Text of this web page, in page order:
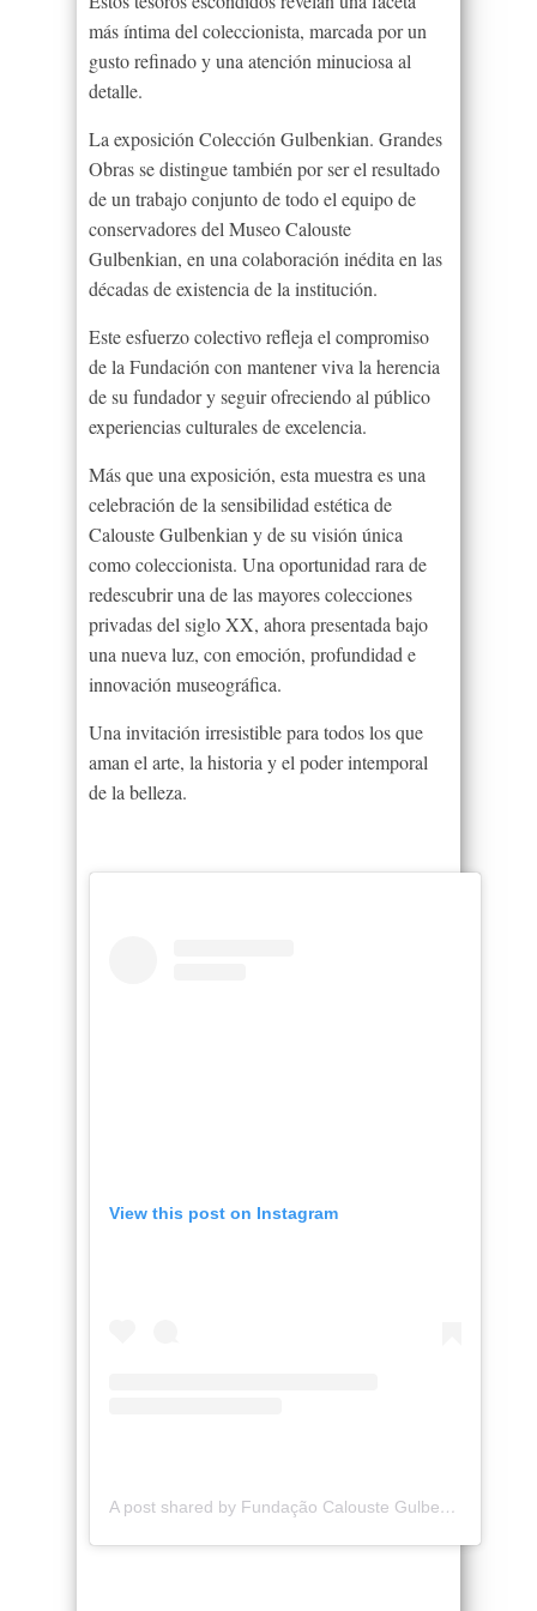
más íntima del coleccionista, marcada por un
gusto refinado y una atención minuciosa al
detalle.
La exposición Colección Gulbenkian. Grandes
Obras se distingue también por ser el resultado
de un trabajo conjunto de todo el equipo de
conservadores del Museo Calouste
Gulbenkian, en una colaboración inédita en las
décadas de existencia de la institución.
Este esfuerzo colectivo refleja el compromiso
de la Fundación con mantener viva la herencia
de su fundador y seguir ofreciendo al público
experiencias culturales de excelencia.
Más que una exposición, esta muestra es una
celebración de la sensibilidad estética de
Calouste Gulbenkian y de su visión única
como coleccionista. Una oportunidad rara de
redescubrir una de las mayores colecciones
privadas del siglo XX, ahora presentada bajo
una nueva luz, con emoción, profundidad e
innovación museográfica.
Una invitación irresistible para todos los que
aman el arte, la historia y el poder intemporal
de la belleza.
View this post on Instagram
A post shared by Fundação Calouste Gulbenkian (@fcgulbenkian)